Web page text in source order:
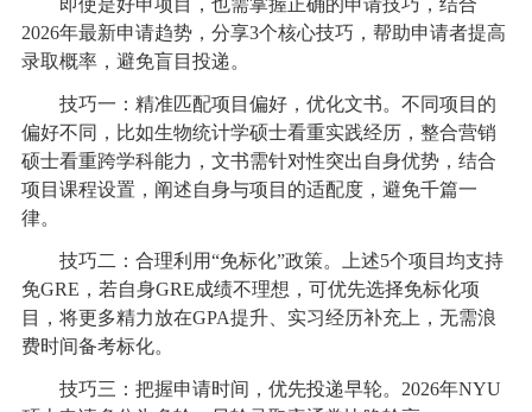
2026年最新申请趋势，分享3个核心技巧，帮助申请者提高
录取概率，避免盲目投递。
技巧一：精准匹配项目偏好，优化文书。不同项目的
偏好不同，比如生物统计学硕士看重实践经历，整合营销
硕士看重跨学科能力，文书需针对性突出自身优势，结合
项目课程设置，阐述自身与项目的适配度，避免千篇一
律。
技巧二：合理利用“免标化”政策。上述5个项目均支持
免GRE，若自身GRE成绩不理想，可优先选择免标化项
目，将更多精力放在GPA提升、实习经历补充上，无需浪
费时间备考标化。
技巧三：把握申请时间，优先投递早轮。2026年NYU